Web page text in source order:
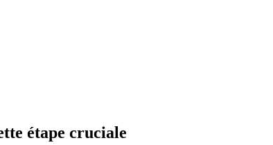
étape cruciale